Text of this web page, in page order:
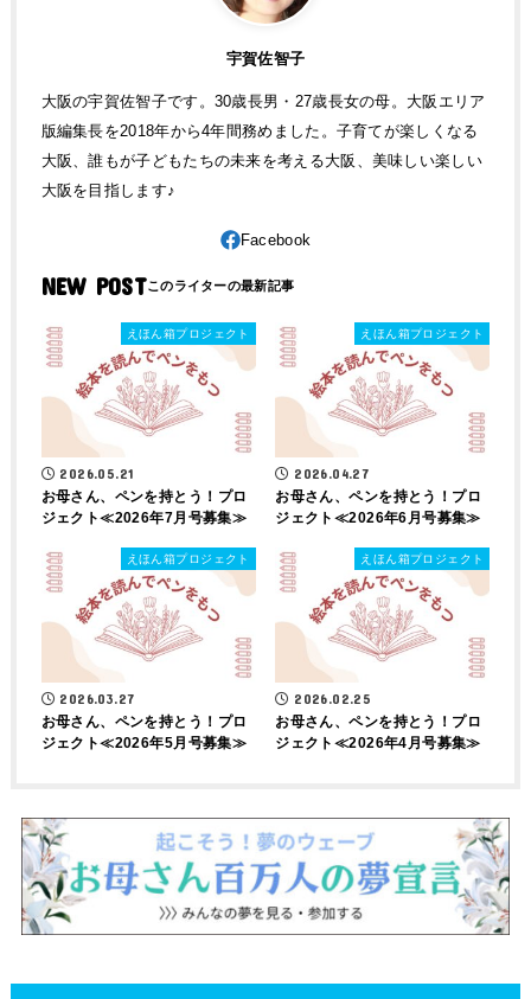
宇賀佐智子
大阪の宇賀佐智子です。30歳長男・27歳長女の母。大阪エリア
版編集長を2018年から4年間務めました。子育てが楽しくなる
大阪、誰もが子どもたちの未来を考える大阪、美味しい楽しい
大阪を目指します♪
NEW POST
えほん箱プロジェクト
2026.05.21
お母さん、ペンを持とう！プロ
ジェクト≪2026年7月号募集≫
えほん箱プロジェクト
2026.04.27
お母さん、ペンを持とう！プロ
ジェクト≪2026年6月号募集≫
えほん箱プロジェクト
2026.03.27
お母さん、ペンを持とう！プロ
ジェクト≪2026年5月号募集≫
えほん箱プロジェクト
2026.02.25
お母さん、ペンを持とう！プロ
ジェクト≪2026年4月号募集≫